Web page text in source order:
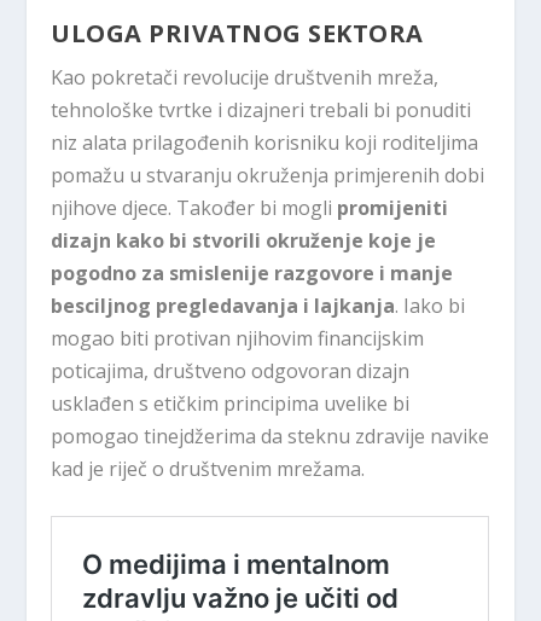
ULOGA PRIVATNOG SEKTORA
Kao pokretači revolucije društvenih mreža,
tehnološke tvrtke i dizajneri trebali bi ponuditi
niz alata prilagođenih korisniku koji roditeljima
pomažu u stvaranju okruženja primjerenih dobi
njihove djece. Također bi mogli promijeniti
dizajn kako bi stvorili okruženje koje je
pogodno za smislenije razgovore i manje
besciljnog pregledavanja i lajkanja. Iako bi
mogao biti protivan njihovim financijskim
poticajima, društveno odgovoran dizajn
usklađen s etičkim principima uvelike bi
pomogao tinejdžerima da steknu zdravije navike
kad je riječ o društvenim mrežama.